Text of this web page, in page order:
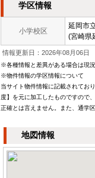
学区情報
小学校区
延岡市
(宮崎県
情報更新日：2026年08月06日
※各種情報と差異がある場合は現
※物件情報の学区情報について
当サイト物件情報に記載されてお
度】を元に加工したものですので
正確とは言えません。また、通学
地図情報